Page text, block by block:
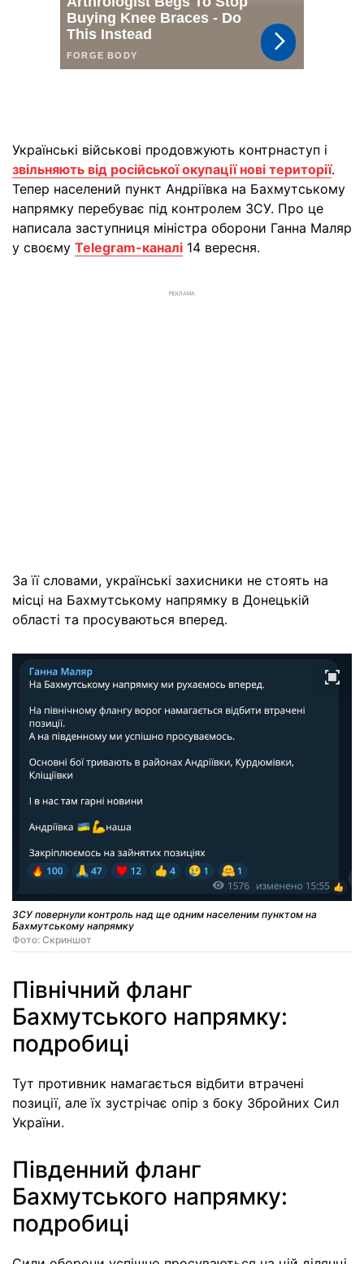
Українські військові продовжують контрнаступ і
звільняють від російської окупації нові території.
Тепер населений пункт Андріївка на Бахмутському
напрямку перебуває під контролем ЗСУ. Про це
написала заступниця міністра оборони Ганна Маляр
у своєму Telegram-каналі 14 вересня.
РЕКЛАМА
За її словами, українські захисники не стоять на
місці на Бахмутському напрямку в Донецькій
області та просуваються вперед.
ЗСУ повернули контроль над ще одним населеним пунктом на
Бахмутському напрямку
Фото: Скриншот
Північний фланг
Бахмутського напрямку:
подробиці
Тут противник намагається відбити втрачені
позиції, але їх зустрічає опір з боку Збройних Сил
України.
Південний фланг
Бахмутського напрямку:
подробиці